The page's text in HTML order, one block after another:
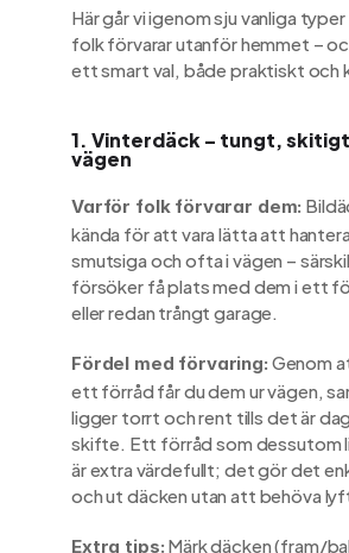
Här går vi igenom sju vanliga
folk förvarar utanför hemmet –
ett smart val, både praktiskt och
1. Vinterdäck – tungt,
vägen
Varför folk förvarar dem:
kända för att vara lätta att
smutsiga och ofta i vägen –
försöker få plats med dem i ett
eller redan trångt garage.
Fördel med förvaring: Genom
ett förråd får du dem ur vägen,
ligger torrt och rent tills det är
skifte. Ett förråd som dessutom
är extra värdefullt; det gör det
och ut däcken utan att behöva
Extra tips: Märk däcken (fram/